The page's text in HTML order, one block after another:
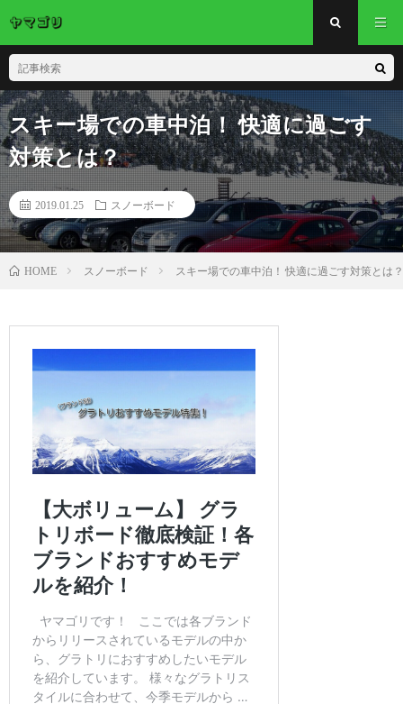
スキー場での車中泊！ 快適に過ごす
対策とは？
2019.01.25 スノーボード
HOME スノーボード スキー場での車中泊！ 快適に過ごす対策とは？